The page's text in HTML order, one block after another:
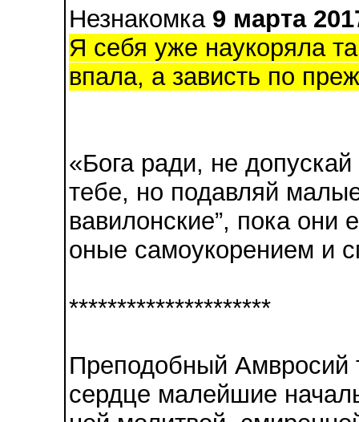
Незнакомка 9 марта
Я себя уже наукоряла
впала, а зависть по
«Бога ради, не
тебе, но подавляй
вавилонские”, пока
оные самоукорением и
*********************
Преподобный Амвросий
сердце малейшие